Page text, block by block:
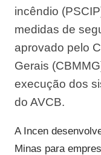
incêndio
medidas de
aprovado pelo
Gerais
execução dos
do AVCB.
A Incen
Minas para